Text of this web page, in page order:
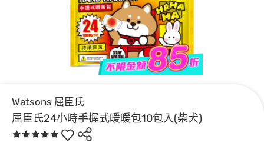
Watsons 屈臣氏
屈臣氏24小時手握式暖暖包10包入(柴犬)